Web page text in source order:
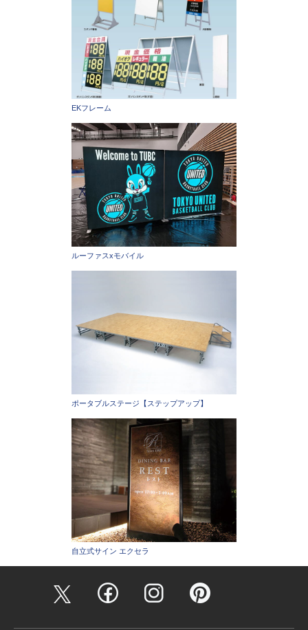
EKフレーム
ルーファスxモバイル
ポータブルステージ【ステップアップ】
自立式サイン エクセラ